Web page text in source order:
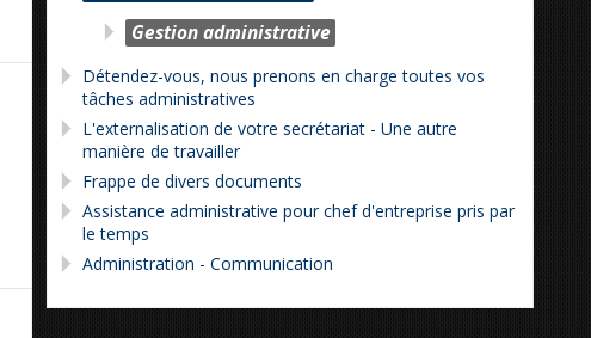
Gestion administrative
Détendez-vous, nous prenons en charge toutes vos
tâches administratives
L'externalisation de votre secrétariat - Une autre
manière de travailler
Frappe de divers documents
Assistance administrative pour chef d'entreprise pris par
le temps
Administration - Communication